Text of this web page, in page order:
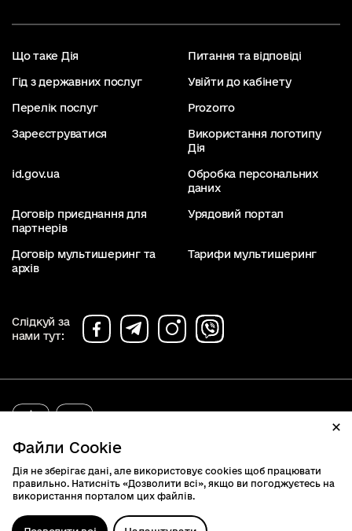
Файли Cookie
Дія не зберігає дані, але використовує cookies щоб працювати
правильно. Натисніть «Дозволити всі», якщо ви погоджуєтесь на
використання порталом цих файлів.
Що таке Дія Питання та відповіді
Гід з державних послуг Увійти до кабінету
Перелік послуг Prozorro
Зареєструватися
Використання логотипу
Дія
id.gov.ua
Обробка персональних
даних
Договір приєднання для
партнерів
Урядовий портал
Договір мультишеринг та
архів
Тарифи мультишеринг
Слідкуй за
нами тут: